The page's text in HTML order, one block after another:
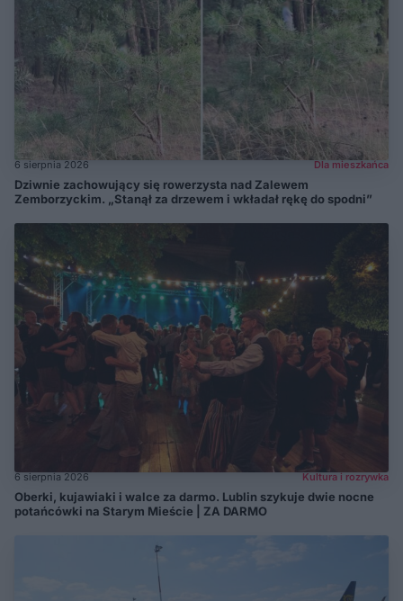
6 sierpnia 2026 Dla mieszkańca
Dziwnie zachowujący się rowerzysta nad Zalewem
Zemborzyckim. „Stanął za drzewem i wkładał rękę do spodni”
6 sierpnia 2026 Kultura i rozrywka
Oberki, kujawiaki i walce za darmo. Lublin szykuje dwie nocne
potańcówki na Starym Mieście | ZA DARMO